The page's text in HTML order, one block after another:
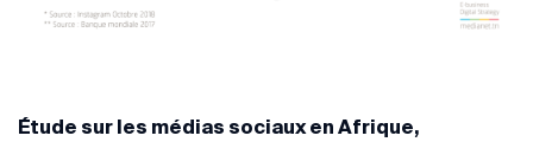
Étude sur les médias sociaux en Afrique,